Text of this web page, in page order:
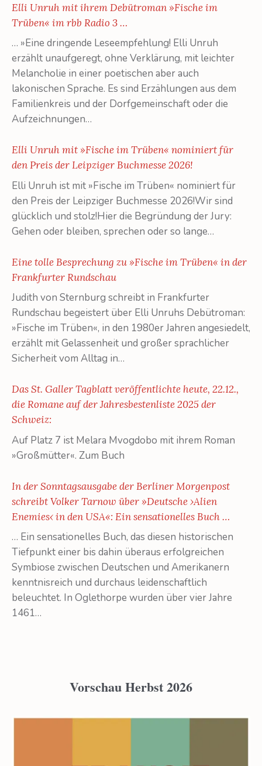
Elli Unruh mit ihrem Debütroman »Fische im
Trüben« im rbb Radio 3 …
… »Eine dringende Leseempfehlung! Elli Unruh
erzählt unaufgeregt, ohne Verklärung, mit leichter
Melancholie in einer poetischen aber auch
lakonischen Sprache. Es sind Erzählungen aus dem
Familienkreis und der Dorfgemeinschaft oder die
Aufzeichnungen…
Elli Unruh mit »Fische im Trüben« nominiert für
den Preis der Leipziger Buchmesse 2026!
Elli Unruh ist mit »Fische im Trüben« nominiert für
den Preis der Leipziger Buchmesse 2026!Wir sind
glücklich und stolz!Hier die Begründung der Jury:
Gehen oder bleiben, sprechen oder so lange…
Eine tolle Besprechung zu »Fische im Trüben« in der
Frankfurter Rundschau
Judith von Sternburg schreibt in Frankfurter
Rundschau begeistert über Elli Unruhs Debütroman:
»Fische im Trüben«, in den 1980er Jahren angesiedelt,
erzählt mit Gelassenheit und großer sprachlicher
Sicherheit vom Alltag in…
Das St. Galler Tagblatt veröffentlichte heute, 22.12.,
die Romane auf der Jahresbestenliste 2025 der
Schweiz:
Auf Platz 7 ist Melara Mvogdobo mit ihrem Roman
»Großmütter«. Zum Buch
In der Sonntagsausgabe der Berliner Morgenpost
schreibt Volker Tarnow über »Deutsche ›Alien
Enemies‹ in den USA«: Ein sensationelles Buch …
… Ein sensationelles Buch, das diesen historischen
Tiefpunkt einer bis dahin überaus erfolgreichen
Symbiose zwischen Deutschen und Amerikanern
kenntnisreich und durchaus leidenschaftlich
beleuchtet. In Oglethorpe wurden über vier Jahre
1461…
Vorschau Herbst 2026